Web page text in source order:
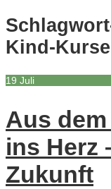
Kind-Kurse
19 Juli
Aus
ins Herz
Zukunft